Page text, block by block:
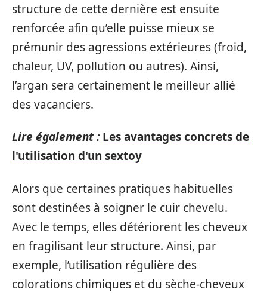
structure de cette dernière est ensuite
renforcée afin qu’elle puisse mieux se
prémunir des agressions extérieures (froid,
chaleur, UV, pollution ou autres). Ainsi,
l’argan sera certainement le meilleur allié
des vacanciers.
Lire également : Les avantages concrets de
l'utilisation d'un sextoy
Alors que certaines pratiques habituelles
sont destinées à soigner le cuir chevelu.
Avec le temps, elles détériorent les cheveux
en fragilisant leur structure. Ainsi, par
exemple, l’utilisation régulière des
colorations chimiques et du sèche-cheveux